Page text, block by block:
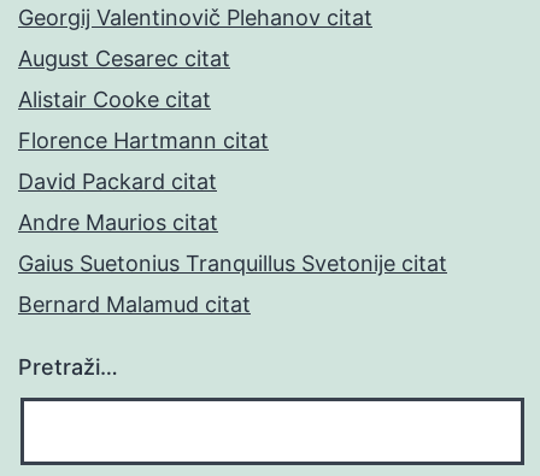
Georgij Valentinovič Plehanov citat
August Cesarec citat
Alistair Cooke citat
Florence Hartmann citat
David Packard citat
Andre Maurios citat
Gaius Suetonius Tranquillus Svetonije citat
Bernard Malamud citat
Pretraži…